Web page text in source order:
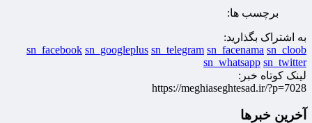
برچسب ها:
به اشتراک بگذارید:
sn_facebook sn_googleplus sn_telegram sn_facenama sn_cloob
sn_whatsapp sn_twitter
لینک کوتاه خبر:
https://meghiaseghtesad.ir/?p=7028
آخرین خبرها